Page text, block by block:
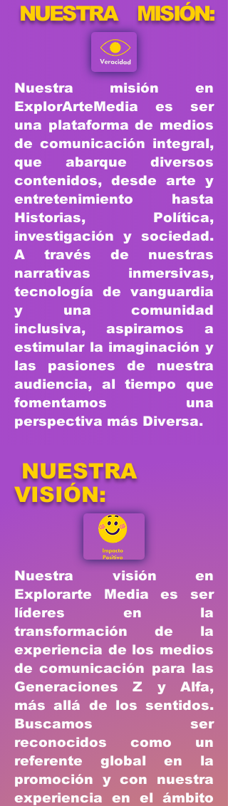
NUESTRA MISIÓN:
Nuestra misión en
ExplorArteMedia es ser
una plataforma de medios
de comunicación integral,
que abarque diversos
contenidos, desde arte y
entretenimiento hasta
Historias, Política,
investigación y sociedad.
A través de nuestras
narrativas inmersivas,
tecnología de vanguardia
y una comunidad
inclusiva, aspiramos a
estimular la imaginación y
las pasiones de nuestra
audiencia, al tiempo que
fomentamos una
perspectiva más Diversa.
NUESTRA
VISIÓN:
Nuestra visión en
Explorarte Media es ser
líderes en la
transformación de la
experiencia de los medios
de comunicación para las
Generaciones Z y Alfa,
más allá de los sentidos.
Buscamos ser
reconocidos como un
referente global en la
promoción y con nuestra
experiencia en el ámbito